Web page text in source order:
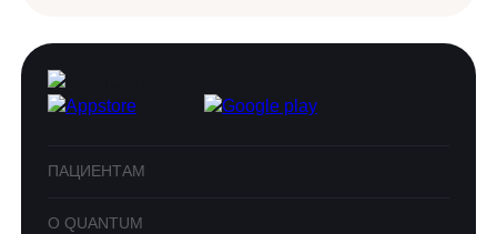
ПАЦИЕНТАМ
О QUANTUM